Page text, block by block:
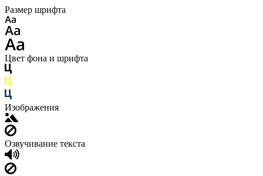
Размер шрифта
Цвет фона и шрифта
Изображения
Озвучивание текста